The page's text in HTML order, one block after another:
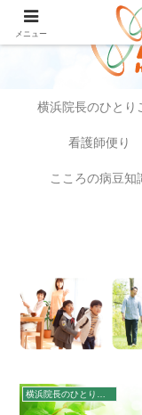
横浜院長のひとり
看護師便り
こころの病豆知
メニュー